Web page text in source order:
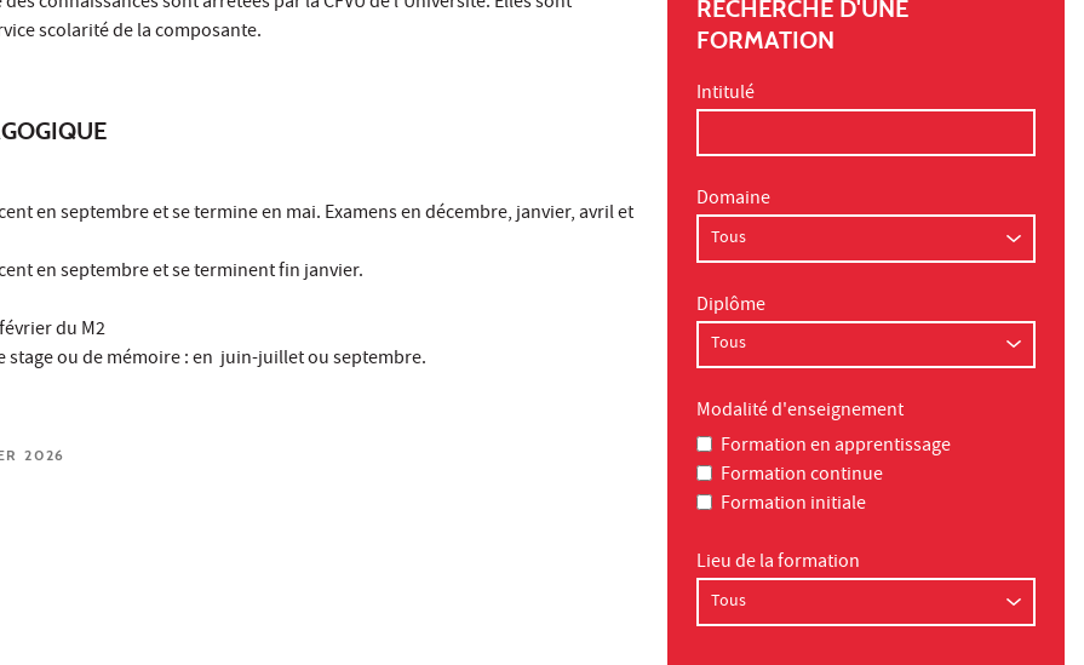
scolarité de la composante.
en septembre et se termine en mai. Examens en décembre, janvier, avril et
en septembre et se terminent fin janvier.
du M2
stage ou de mémoire : en juin-juillet ou septembre.
2026
RECHERCHE D'UNE
FORMATION
Intitulé
Domaine
Diplôme
Modalité d'enseignement
Formation en apprentissage
Formation continue
Formation initiale
Lieu de la formation